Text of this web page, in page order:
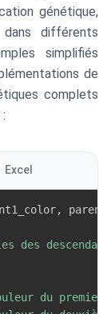
génétique,
différents
simplifiés
de
complets
Excel
,